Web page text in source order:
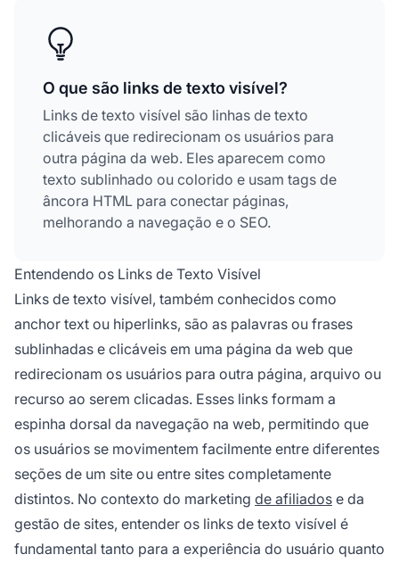
O que são links de texto visível?
Links de texto visível são linhas de texto
clicáveis que redirecionam os usuários para
outra página da web. Eles aparecem como
texto sublinhado ou colorido e usam tags de
âncora HTML para conectar páginas,
melhorando a navegação e o SEO.
Entendendo os Links de Texto Visível
Links de texto visível, também conhecidos como
anchor text ou hiperlinks, são as palavras ou frases
sublinhadas e clicáveis em uma página da web que
redirecionam os usuários para outra página, arquivo ou
recurso ao serem clicadas. Esses links formam a
espinha dorsal da navegação na web, permitindo que
os usuários se movimentem facilmente entre diferentes
seções de um site ou entre sites completamente
distintos. No contexto do marketing de afiliados e da
gestão de sites, entender os links de texto visível é
fundamental tanto para a experiência do usuário quanto